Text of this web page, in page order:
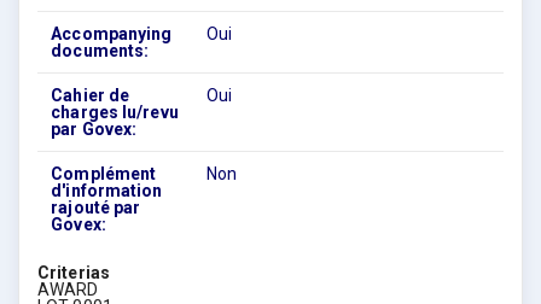
Accompanying
documents:
Oui
Cahier de
charges lu/revu
par Govex:
Oui
Complément
d'information
rajouté par
Govex:
Non
Criterias
AWARD